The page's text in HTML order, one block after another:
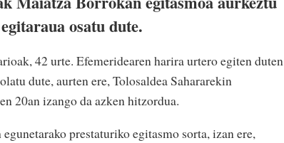
osatu dute.
42 urte. Efemeridearen harira urtero egiten duten
dute, aurten ere, Tolosaldea Sahararekin
20an izango da azken hitzordua.
prestaturiko egitasmo sorta, izan ere,